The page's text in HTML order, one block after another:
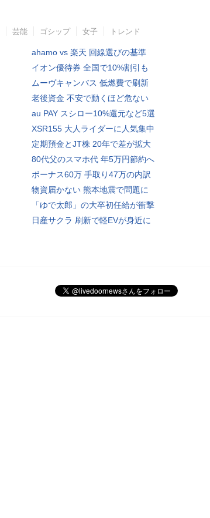
芸能 ゴシップ 女子 トレンド
ahamo vs 楽天 回線選びの基準
イオン優待券 全国で10%割引も
ムーヴキャンバス 低燃費で刷新
老後資金 不安で動くほど危ない
au PAY スシロー10%還元など5選
XSR155 大人ライダーに人気集中
定期預金とJT株 20年で差が拡大
80代父のスマホ代 年5万円節約へ
ボーナス60万 手取り47万の内訳
物資届かない 熊本地震で問題に
「ゆで太郎」の大卒初任給が衝撃
日産サクラ 刷新で軽EVが身近に